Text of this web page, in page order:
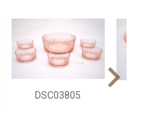
DSC03805